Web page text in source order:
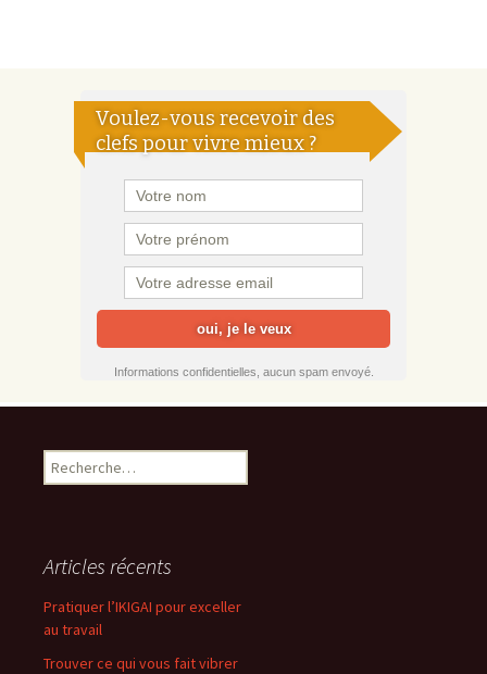
Voulez-vous recevoir des
clefs pour vivre mieux ?
Informations confidentielles, aucun spam envoyé.
Rechercher :
Articles récents
Pratiquer l’IKIGAI pour exceller
au travail
Trouver ce qui vous fait vibrer